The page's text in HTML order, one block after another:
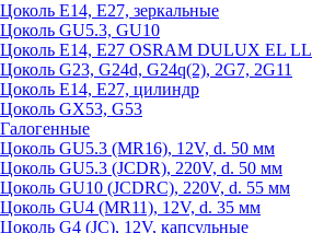
Цоколь Е14, Е27, зеркальные
Цоколь GU5.3, GU10
Цоколь Е14, Е27 OSRAM DULUX EL LL
Цоколь G23, G24d, G24q(2), 2G7, 2G11
Цоколь Е14, Е27, цилиндр
Цоколь GX53, G53
Галогенные
Цоколь GU5.3 (MR16), 12V, d. 50 мм
Цоколь GU5.3 (JCDR), 220V, d. 50 мм
Цоколь GU10 (JCDRC), 220V, d. 55 мм
Цоколь GU4 (MR11), 12V, d. 35 мм
Цоколь G4 (JC), 12V, капсульные